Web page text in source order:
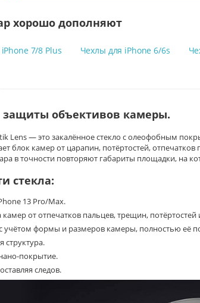
хорошо дополняют
7/8 Plus Чехлы для iPhone 6/6s
защиты объективов камеры.
Lens— это закалённое стекло с олеофобным
блок камер от царапин, потёртостей,
в точности повторяют габариты площадки, на
стекла:
13 Pro/Max.
от отпечатков пальцев, трещин, потёртостей
учётом формы и размеров камеры, полностью её
структура.
покрытие.
следов.